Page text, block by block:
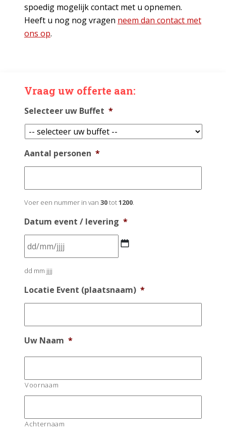
spoedig mogelijk contact met u opnemen.
Heeft u nog nog vragen neem dan contact met
ons op.
Vraag uw offerte aan:
Selecteer uw Buffet *
Aantal personen *
Voer een nummer in van 30tot1200.
Datum event / levering *
slash
MM
dd mm jjjj
Locatie Event (plaatsnaam) *
Uw Naam *
Voornaam
Achternaam